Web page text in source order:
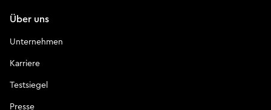
Über uns
Unternehmen
Karriere
Testsiegel
Presse